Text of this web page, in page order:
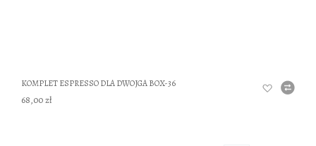
KOMPLET ESPRESSO DLA DWOJGA BOX-36
68,00 zł